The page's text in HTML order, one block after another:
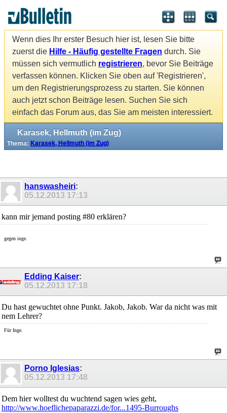
Wenn dies Ihr erster Besuch hier ist, lesen Sie bitte
zuerst die Hilfe - Häufig gestellte Fragen durch. Sie
müssen sich vermutlich registrieren, bevor Sie Beiträge
verfassen können. Klicken Sie oben auf 'Registrieren',
um den Registrierungsprozess zu starten. Sie können
auch jetzt schon Beiträge lesen. Suchen Sie sich
einfach das Forum aus, das Sie am meisten interessiert.
Karasek, Hellmuth (im Zug)
Thema: Karasek, Hellmuth (im Zug)
hanswasheiri:
05.12.2013 17:13
kann mir jemand posting #80 erklären?
gegen inge.
Edding Kaiser:
05.12.2013 17:18
Du hast gewuchtet ohne Punkt. Jakob, Jakob. War da nicht was mit
nem Lehrer?
Für Inge.
Porno Iglesias:
05.12.2013 17:48
Dem hier wolltest du wuchtend sagen wies geht,
http://www.hoeflichepaparazzi.de/for...1495-Burroughs